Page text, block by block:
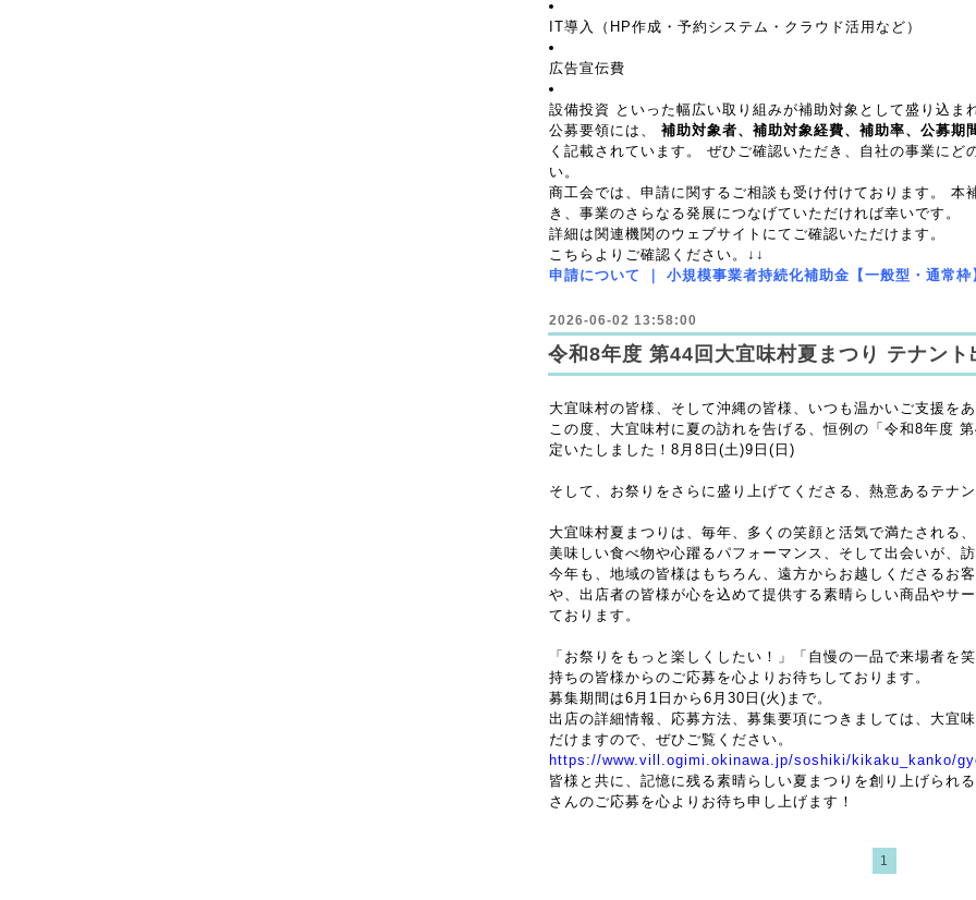
IT導入（HP作成・予約システム・クラウド活用など）
広告宣伝費
設備投資 といった幅広い取り組みが補助対象として盛り込ま
公募要領には、 補助対象者、補助対象経費、補助率、公募期
く記載されています。 ぜひご確認いただき、自社の事業にど
い。
商工会では、申請に関するご相談も受け付けております。 本
き、事業のさらなる発展につなげていただければ幸いです。
詳細は関連機関のウェブサイトにてご確認いただけます。
こちらよりご確認ください。↓↓
申請について ｜ 小規模事業者持続化補助金【一般型・通常枠
2026-06-02 13:58:00
令和8年度 第44回大宜味村夏まつり テナン
大宜味村の皆様、そして沖縄の皆様、いつも温かいご支援を
この度、大宜味村に夏の訪れを告げる、恒例の「令和8年度
定いたしました！8月8日(土)9日(日)
そして、お祭りをさらに盛り上げてくださる、熱意あるテナ
大宜味村夏まつりは、毎年、多くの笑顔と活気で満たされる
美味しい食べ物や心躍るパフォーマンス、そして出会いが、
今年も、地域の皆様はもちろん、遠方からお越しくださるお
や、出店者の皆様が心を込めて提供する素晴らしい商品やサ
ております。
「お祭りをもっと楽しくしたい！」「自慢の一品で来場者を
持ちの皆様からのご応募を心よりお待ちしております。
募集期間は6月1日から6月30日(火)まで。
出店の詳細情報、応募方法、募集要項につきましては、大宜
だけますので、ぜひご覧ください。
https://www.vill.ogimi.okinawa.jp/soshiki/kikaku_kanko/
皆様と共に、記憶に残る素晴らしい夏まつりを創り上げられ
さんのご応募を心よりお待ち申し上げます！
1